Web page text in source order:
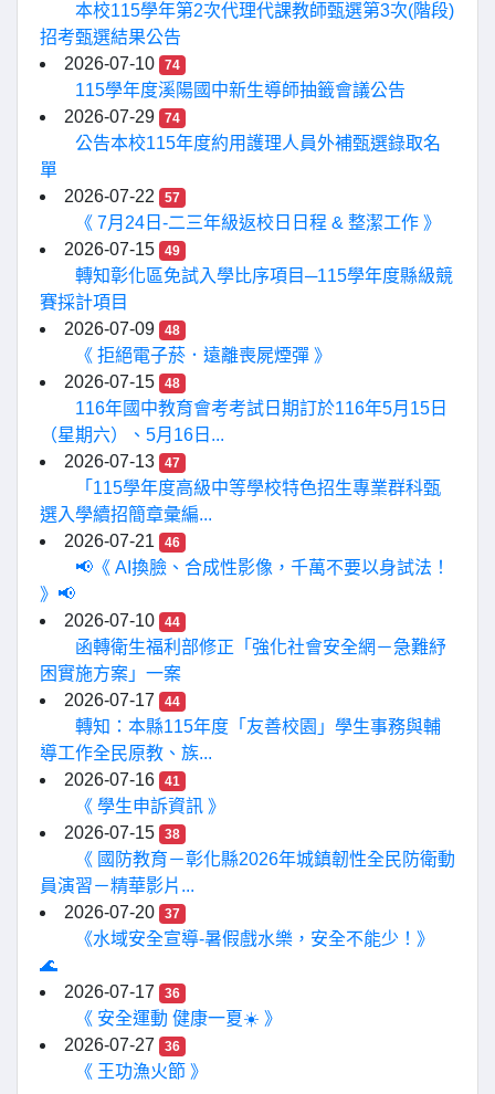
本校115學年第2次代理代課教師甄選第3次(階段)
招考甄選結果公告
2026-07-10
74
115學年度溪陽國中新生導師抽籤會議公告
2026-07-29
74
公告本校115年度約用護理人員外補甄選錄取名
單
2026-07-22
57
《 7月24日-二三年級返校日日程 & 整潔工作 》
2026-07-15
49
轉知彰化區免試入學比序項目─115學年度縣級競
賽採計項目
2026-07-09
48
《 拒絕電子菸．遠離喪屍煙彈 》
2026-07-15
48
116年國中教育會考考試日期訂於116年5月15日
（星期六）、5月16日...
2026-07-13
47
「115學年度高級中等學校特色招生專業群科甄
選入學續招簡章彙編...
2026-07-21
46
📢《 AI換臉、合成性影像，千萬不要以身試法！
》📢
2026-07-10
44
函轉衛生福利部修正「強化社會安全網－急難紓
困實施方案」一案
2026-07-17
44
轉知：本縣115年度「友善校園」學生事務與輔
導工作全民原教、族...
2026-07-16
41
《 學生申訴資訊 》
2026-07-15
38
《 國防教育－彰化縣2026年城鎮韌性全民防衛動
員演習－精華影片...
2026-07-20
37
《水域安全宣導-暑假戲水樂，安全不能少！》
🌊
2026-07-17
36
《 安全運動 健康一夏☀️ 》
2026-07-27
36
《 王功漁火節 》